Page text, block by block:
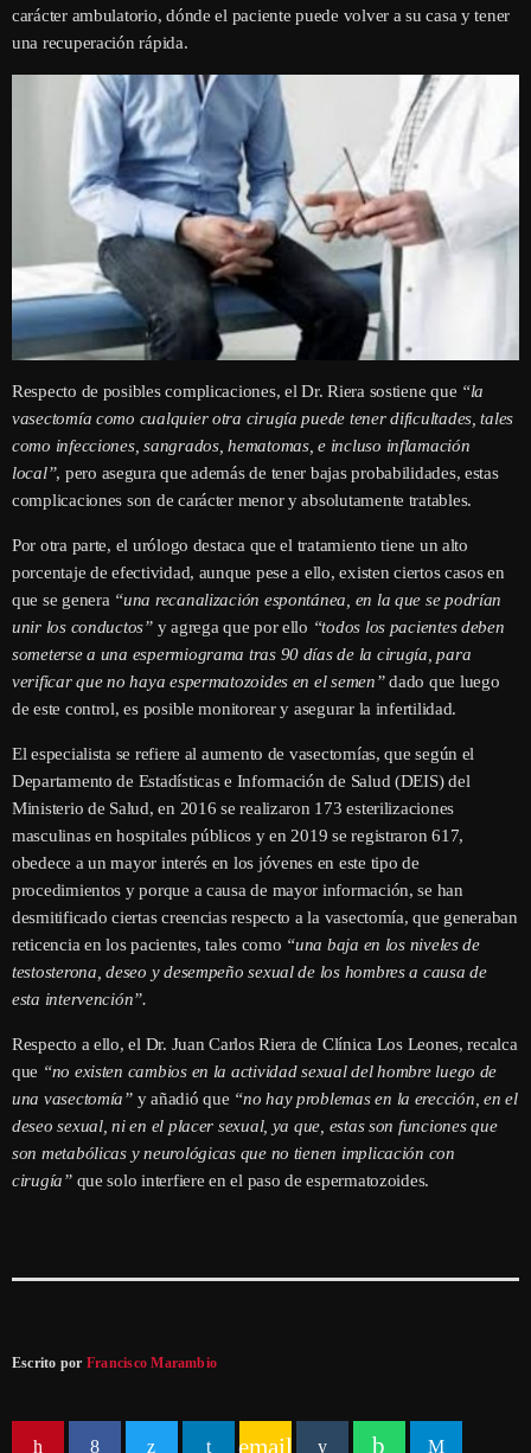
carácter ambulatorio, dónde el paciente puede volver a su casa y tener
una recuperación rápida.
Respecto de posibles complicaciones, el Dr. Riera sostiene que “la
vasectomía como cualquier otra cirugía puede tener dificultades, tales
como infecciones, sangrados, hematomas, e incluso inflamación
local”, pero asegura que además de tener bajas probabilidades, estas
complicaciones son de carácter menor y absolutamente tratables.
Por otra parte, el urólogo destaca que el tratamiento tiene un alto
porcentaje de efectividad, aunque pese a ello, existen ciertos casos en
que se genera “una recanalización espontánea, en la que se podrían
unir los conductos”y agrega que por ello “todos los pacientes deben
someterse a una espermiograma tras 90 días de la cirugía, para
verificar que no haya espermatozoides en el semen”dado que luego
de este control, es posible monitorear y asegurar la infertilidad.
El especialista se refiere al aumento de vasectomías, que según el
Departamento de Estadísticas e Información de Salud (DEIS) del
Ministerio de Salud, en 2016 se realizaron 173 esterilizaciones
masculinas en hospitales públicos y en 2019 se registraron 617,
obedece a un mayor interés en los jóvenes en este tipo de
procedimientos y porque a causa de mayor información, se han
desmitificado ciertas creencias respecto a la vasectomía, que generaban
reticencia en los pacientes, tales como “una baja en los niveles de
testosterona, deseo y desempeño sexual de los hombres a causa de
esta intervención”.
Respecto a ello, el Dr. Juan Carlos Riera de Clínica Los Leones, recalca
que “no existen cambios en la actividad sexual del hombre luego de
una vasectomía”y añadió que “no hay problemas en la erección, en el
deseo sexual, ni en el placer sexual, ya que, estas son funciones que
son metabólicas y neurológicas que no tienen implicación con
cirugía”que solo interfiere en el paso de espermatozoides.
Escrito por Francisco Marambio
email